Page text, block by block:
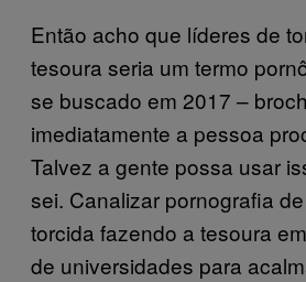
Então acho que líderes de
tesoura seria um termo
se buscado em 2017 –
imediatamente a pessoa
Talvez a gente possa usar
sei. Canalizar pornografia
torcida fazendo a tesoura
de universidades para